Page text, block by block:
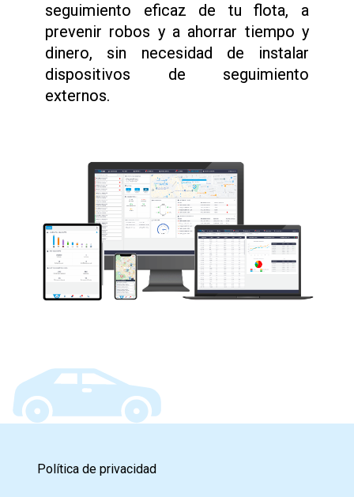
seguimiento eficaz de tu flota, a
prevenir robos y a ahorrar tiempo y
dinero, sin necesidad de instalar
dispositivos de seguimiento
externos.
Política de privacidad